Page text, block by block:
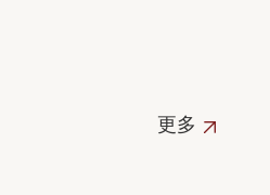
更多